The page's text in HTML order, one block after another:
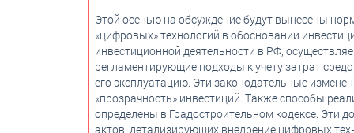
Этой осенью на обсуждение будут вынесены
«цифровых» технологий в обосновании
инвестиционной деятельности в РФ,
регламентирующие подходы к учету затрат
его эксплуатацию. Эти законодательные
«прозрачность» инвестиций. Также способы
определены в Градостроительном кодексе. Эти
актов, детализирующих внедрение цифровых